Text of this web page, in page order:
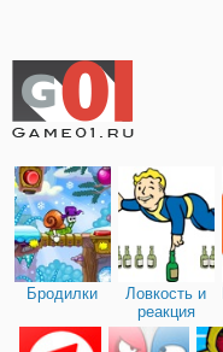
Бродилки
Ловкость и
реакция